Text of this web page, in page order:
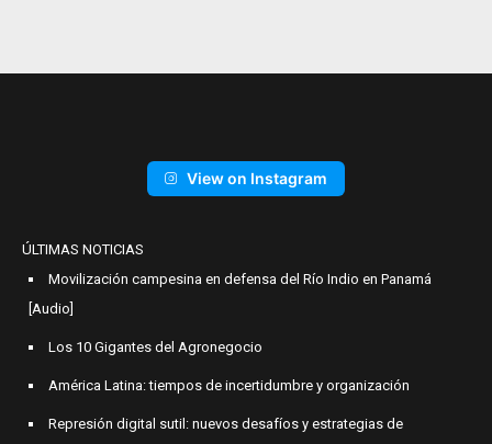
View on Instagram
ÚLTIMAS NOTICIAS
Movilización campesina en defensa del Río Indio en Panamá
[Audio]
Los 10 Gigantes del Agronegocio
América Latina: tiempos de incertidumbre y organización
Represión digital sutil: nuevos desafíos y estrategias de